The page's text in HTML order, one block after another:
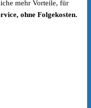
mehr Vorteile, für
ohne Folgekosten.